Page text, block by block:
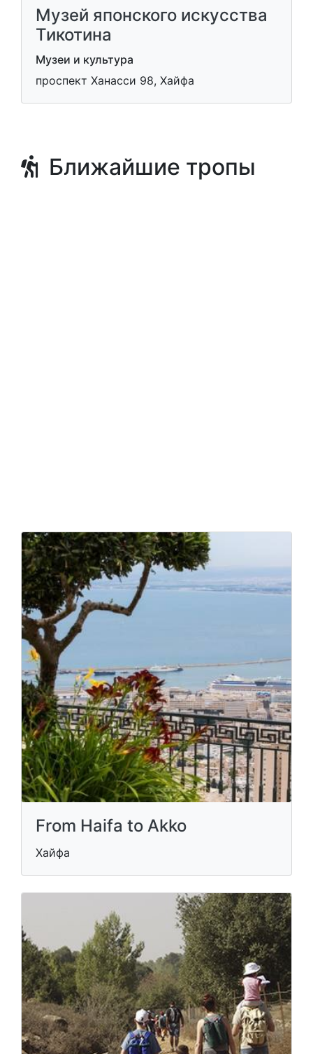
Музей японского искусства
Тикотина
Музеи и культура
проспект Ханасси 98, Хайфа
Ближайшие тропы
From Haifa to Akko
Хайфа